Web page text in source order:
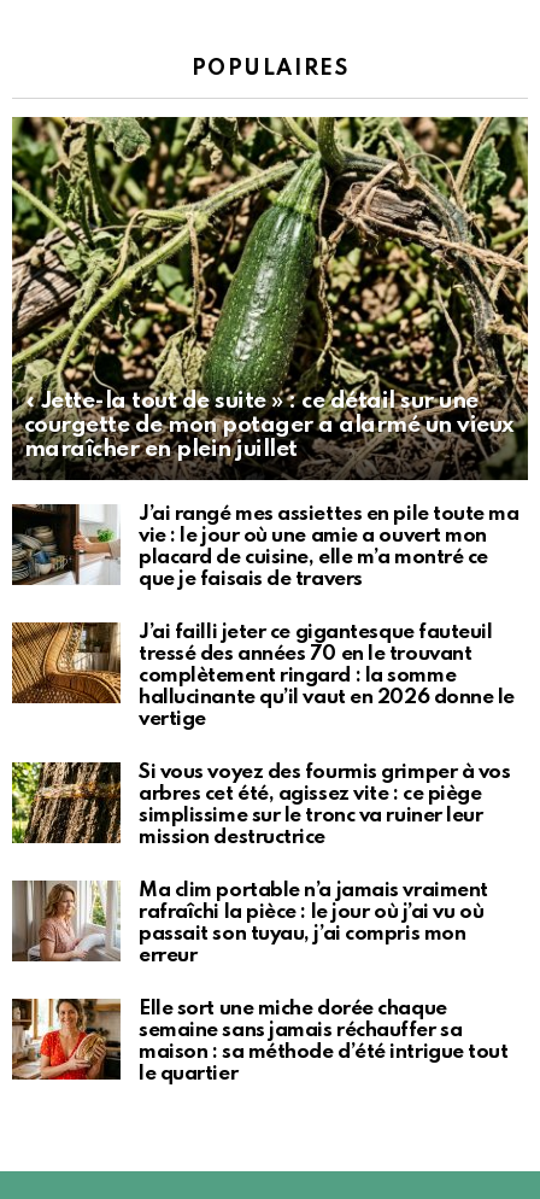
POPULAIRES
« Jette-la tout de suite » : ce détail sur une
courgette de mon potager a alarmé un vieux
maraîcher en plein juillet
J’ai rangé mes assiettes en pile toute ma
vie : le jour où une amie a ouvert mon
placard de cuisine, elle m’a montré ce
que je faisais de travers
J’ai failli jeter ce gigantesque fauteuil
tressé des années 70 en le trouvant
complètement ringard : la somme
hallucinante qu’il vaut en 2026 donne le
vertige
Si vous voyez des fourmis grimper à vos
arbres cet été, agissez vite : ce piège
simplissime sur le tronc va ruiner leur
mission destructrice
Ma clim portable n’a jamais vraiment
rafraîchi la pièce : le jour où j’ai vu où
passait son tuyau, j’ai compris mon
erreur
Elle sort une miche dorée chaque
semaine sans jamais réchauffer sa
maison : sa méthode d’été intrigue tout
le quartier